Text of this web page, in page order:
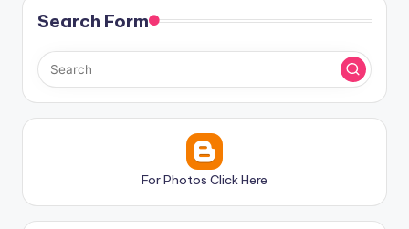
Search Form
For Photos Click Here